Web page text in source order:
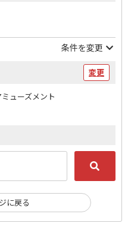
条件を変更
変更
ューズメント
に戻る